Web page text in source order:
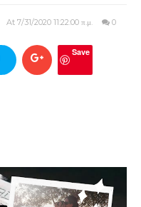
At 7/31/2020 11:22:00 π.μ. 0
Save